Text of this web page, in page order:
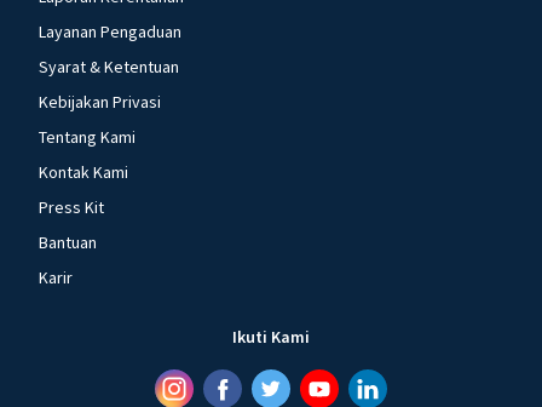
Layanan Pengaduan
Syarat & Ketentuan
Kebijakan Privasi
Tentang Kami
Kontak Kami
Press Kit
Bantuan
Karir
Ikuti Kami